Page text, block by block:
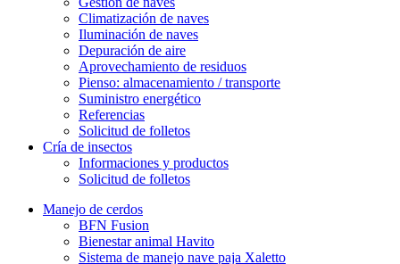
Climatización de naves
Iluminación de naves
Depuración de aire
Aprovechamiento de residuos
Pienso: almacenamiento / transporte
Suministro energético
Referencias
Solicitud de folletos
Cría de insectos
Informaciones y productos
Solicitud de folletos
Manejo de cerdos
BFN Fusion
Bienestar animal Havito
Sistema de manejo nave paja Xaletto